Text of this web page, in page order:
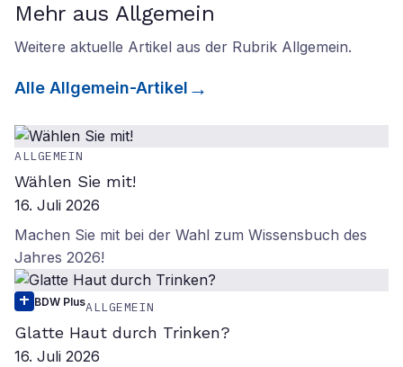
Mehr aus Allgemein
Weitere aktuelle Artikel aus der Rubrik Allgemein.
Alle Allgemein-Artikel
ALLGEMEIN
Wählen Sie mit!
16. Juli 2026
Machen Sie mit bei der Wahl zum Wissensbuch des
Jahres 2026!
BDW PlusALLGEMEIN
Glatte Haut durch Trinken?
16. Juli 2026